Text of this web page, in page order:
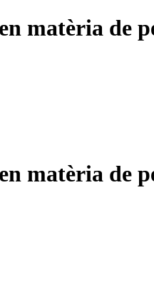
matèria de
matèria de